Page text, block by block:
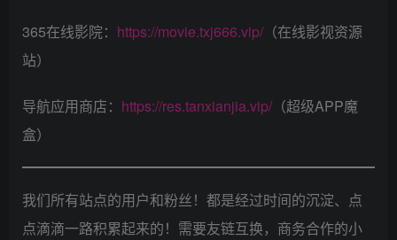
365在线影院： https://movie.txj666.vip/（在线影视资源
站）
导航应用商店： https://res.tanxianjia.vip/（超级APP魔
盒）
我们所有站点的用户和粉丝！都是经过时间的沉淀、点
点滴滴一路积累起来的！需要友链互换，商务合作的小